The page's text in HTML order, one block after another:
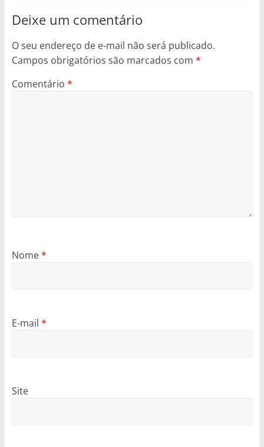
Deixe um comentário
O seu endereço de e-mail não será publicado.
Campos obrigatórios são marcados com *
Comentário *
Nome*
E-mail *
Site